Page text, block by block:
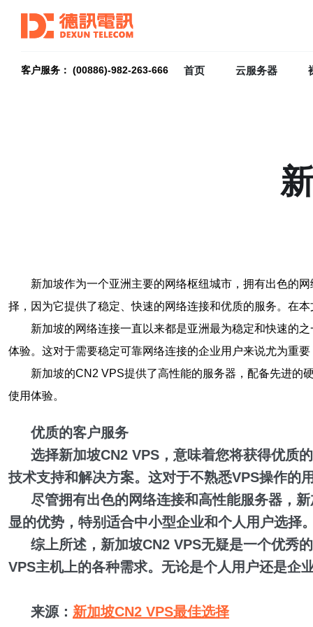
客户服务： (00886)-982-263-666 首页 云服务器
新加坡作为一个亚洲主要的网络枢纽城市，拥有出色的
择，因为它提供了稳定、快速的网络连接和优质的服务。在
新加坡的网络连接一直以来都是亚洲最为稳定和快速的
体验。这对于需要稳定可靠网络连接的企业用户来说尤为重
新加坡的CN2 VPS提供了高性能的服务器，配备先进的
使用体验。
优质的客户服务
选择新加坡CN2 VPS，意味着您将获得优质
技术支持和解决方案。这对于不熟悉VPS操作的
尽管拥有出色的网络连接和高性能服务器，
显的优势，特别适合中小型企业和个人用户选择
综上所述，新加坡CN2 VPS无疑是一个优秀
VPS主机上的各种需求。无论是个人用户还是企
来源： 新加坡CN2 VPS最佳选择